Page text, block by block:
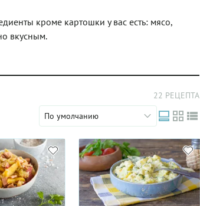
кроме картошки у вас есть: мясо,
вкусным.
22 РЕЦЕПТА
По умолчанию